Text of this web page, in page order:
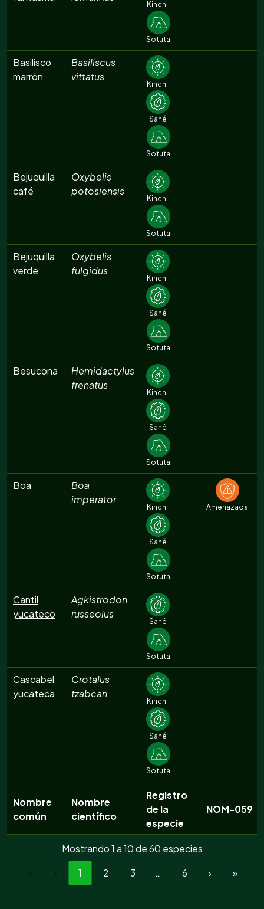
Kinchil
Sotuta
Basilisco
marrón
Basiliscus
vittatus
Kinchil
Sahé
Sotuta
Bejuquilla
café
Oxybelis
potosiensis
Kinchil
Sotuta
Bejuquilla
verde
Oxybelis
fulgidus
Kinchil
Sahé
Sotuta
Besucona
Hemidactylus
frenatus
Kinchil
Sahé
Sotuta
Boa
Boa
imperator
Kinchil
Sahé
Sotuta
Amenazada
Cantil
yucateco
Agkistrodon
russeolus
Sahé
Sotuta
Cascabel
yucateca
Crotalus
tzabcan
Kinchil
Sahé
Sotuta
Nombre
común
Nombre
científico
Registro
de la
especie
NOM-059
Mostrando 1 a 10 de 60 especies
1 2 3 … 6 › »